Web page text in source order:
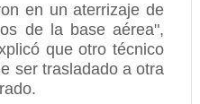
en un aterrizaje de
de la base aérea",
que otro técnico
ser trasladado a otra